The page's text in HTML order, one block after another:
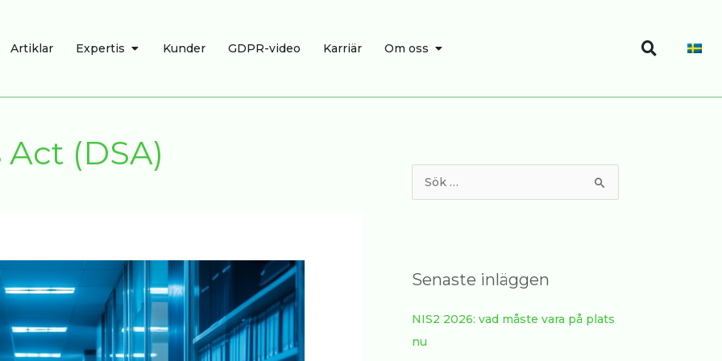
Artiklar Expertis ÖPPNA EXPERTIS
Kunder GDPR-video Karriär Om oss ÖPPNA OM OSS Sök
(DSA)
f
e
r
Senaste inläggen
NIS2 2026: vad måste vara på plats
nu